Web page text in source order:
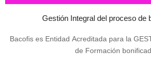
Gestión Integral del proceso de
Bacofis es Entidad Acreditada para la
de Formación